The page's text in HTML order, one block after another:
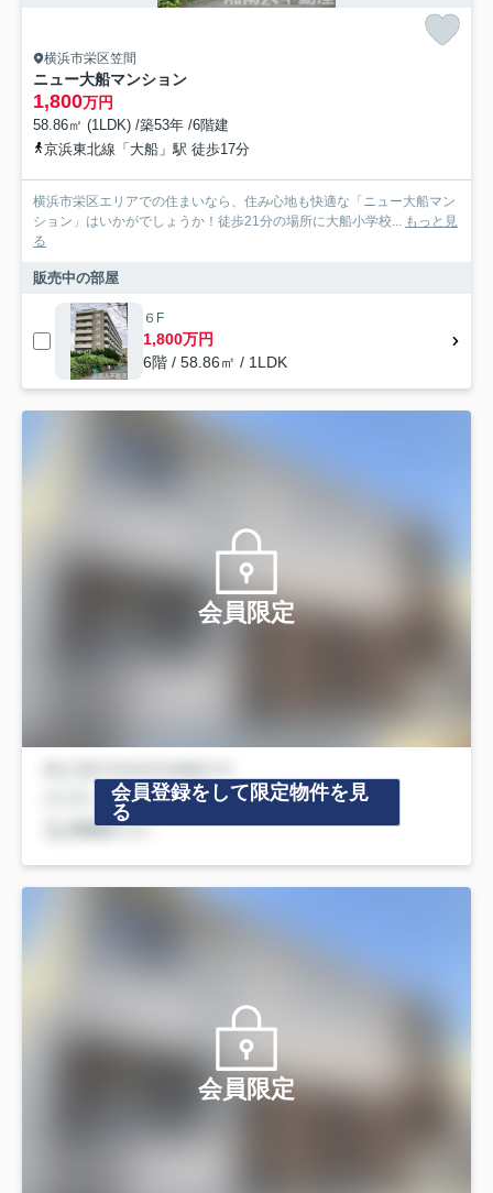
横浜市栄区笠間
ニュー大船マンション
1,800万円
58.86㎡ (1LDK) /築53年 /6階建
京浜東北線「大船」駅 徒歩17分
横浜市栄区エリアでの住まいなら、住み心地も快適な「ニュー大船マン
ション」はいかがでしょうか！徒歩21分の場所に大船小学校... もっと見
る
販売中の部屋
６F
1,800万円
6階 / 58.86㎡ / 1LDK
会員限定
会員登録をして限定物件を見
る
会員限定